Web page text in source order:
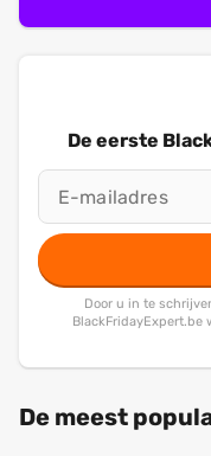
De eerste
Door u in te
BlackFridayExpert.be
De meest